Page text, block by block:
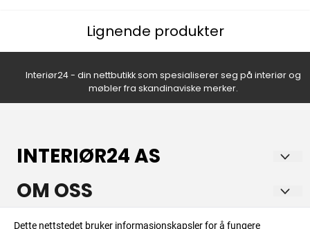
Lignende produkter
Interiør24 - din nettbutikk som spesialiserer seg på interiør og
møbler fra skandinaviske merker.
INTERIØR24 AS
Vi brenner for å skape inspirerende og funksjonelle hjem, og
OM OSS
Dette nettstedet bruker informasjonskapsler for å fungere